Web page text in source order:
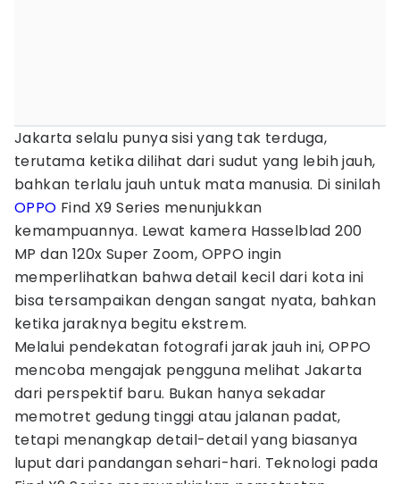
Jakarta selalu punya sisi yang tak terduga,
terutama ketika dilihat dari sudut yang lebih jauh,
bahkan terlalu jauh untuk mata manusia. Di sinilah
OPPO Find X9 Series menunjukkan
kemampuannya. Lewat kamera Hasselblad 200
MP dan 120x Super Zoom, OPPO ingin
memperlihatkan bahwa detail kecil dari kota ini
bisa tersampaikan dengan sangat nyata, bahkan
ketika jaraknya begitu ekstrem.
Melalui pendekatan fotografi jarak jauh ini, OPPO
mencoba mengajak pengguna melihat Jakarta
dari perspektif baru. Bukan hanya sekadar
memotret gedung tinggi atau jalanan padat,
tetapi menangkap detail-detail yang biasanya
luput dari pandangan sehari-hari. Teknologi pada